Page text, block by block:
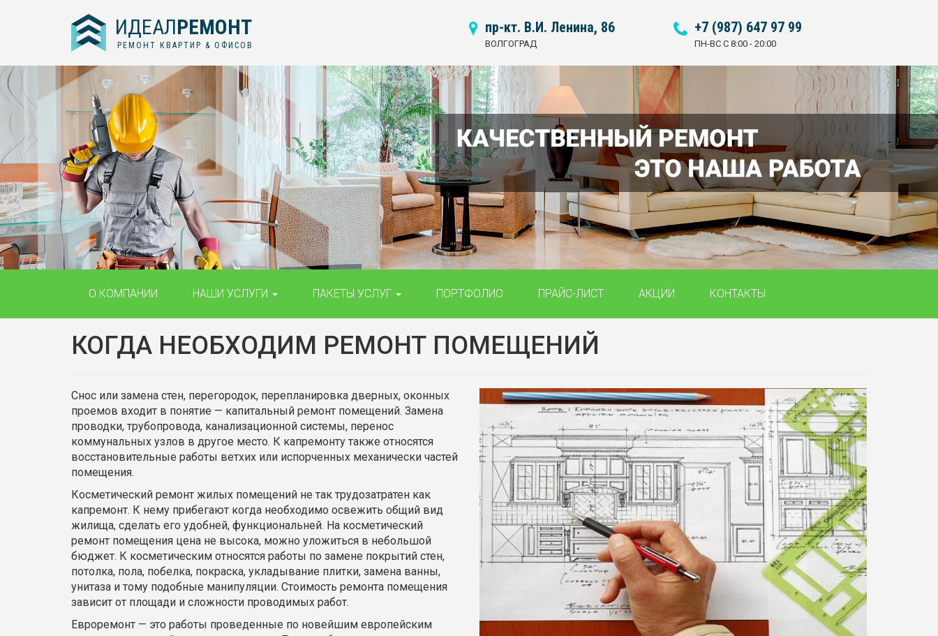
ИДЕАЛРЕМОНТ
РЕМОНТ КВАРТИР & ОФИСОВ
пр-кт. В.И. Ленина, 86
ВОЛГОГРАД
+7 (987) 647 97 99
ПН-ВС С 8:00 - 20:00
О КОМПАНИИ НАШИ УСЛУГИ ПАКЕТЫ УСЛУГ ПОРТФОЛИО ПРАЙС-ЛИСТ АКЦИИ КОНТАКТЫ
КОГДА НЕОБХОДИМ РЕМОНТ ПОМЕЩЕНИЙ
Снос или замена стен, перегородок, перепланировка дверных, оконных
проемов входит в понятие — капитальный ремонт помещений. Замена
проводки, трубопровода, канализационной системы, перенос
коммунальных узлов в другое место. К капремонту также относятся
восстановительные работы ветхих или испорченных механически частей
помещения.
Косметический ремонт жилых помещений не так трудозатратен как
капремонт. К нему прибегают когда необходимо освежить общий вид
жилища, сделать его удобней, функциональней. На косметический
ремонт помещения цена не высока, можно уложиться в небольшой
бюджет. К косметическим относятся работы по замене покрытий стен,
потолка, пола, побелка, покраска, укладывание плитки, замена ванны,
унитаза и тому подобные манипуляции. Стоимость ремонта помещения
зависит от площади и сложности проводимых работ.
Евроремонт — это работы проведенные по новейшим европейским